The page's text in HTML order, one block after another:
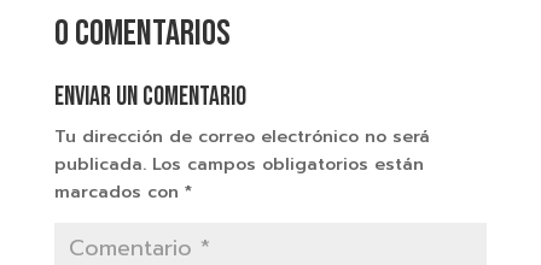
0 comentarios
Enviar un comentario
Tu dirección de correo electrónico no será
publicada. Los campos obligatorios están
marcados con *